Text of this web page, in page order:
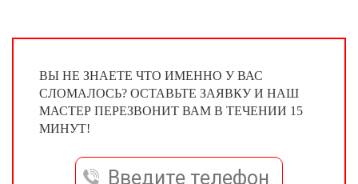
ВЫ НЕ ЗНАЕТЕ ЧТО ИМЕННО У ВАС
СЛОМАЛОСЬ? ОСТАВЬТЕ ЗАЯВКУ И НАШ
МАСТЕР ПЕРЕЗВОНИТ ВАМ В ТЕЧЕНИИ 15
МИНУТ!